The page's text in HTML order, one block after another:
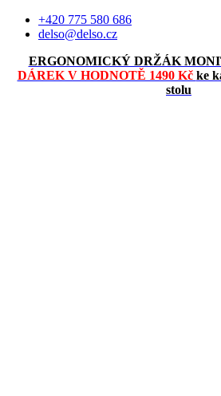
Přejít
+420 775 580 686
delso@delso.cz
ERGONOMICKÝ DRŽÁK
DÁREK V HODNOTĚ 1490 Kč ke
stolu